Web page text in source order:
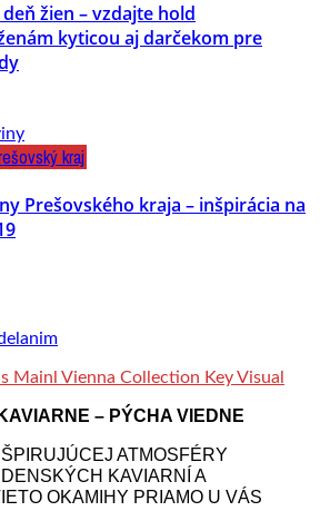
žien – vzdajte hold
kyticou aj darčekom pre
kraj
Prešovského kraja – inšpirácia na
– PÝCHA VIEDNE
ATMOSFÉRY
KAVIARNÍ A
OKAMIHY PRIAMO U VÁS